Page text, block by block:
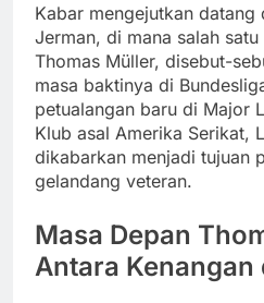
Kabar mengejutkan
Jerman, di mana salah
Thomas Müller, disebut-
masa baktinya di
petualangan baru di Major
Klub asal Amerika Serikat,
dikabarkan menjadi tujuan
gelandang veteran.
Masa Depan
Antara Kenangan